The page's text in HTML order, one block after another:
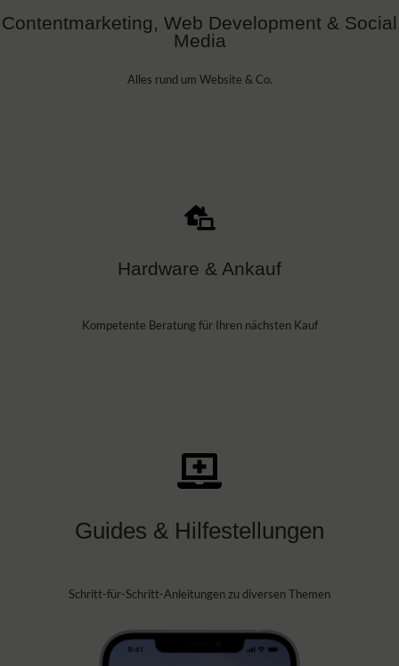
Contentmarketing, Web Development & Social
Media
Alles rund um Website & Co.
Hardware & Ankauf
Kompetente Beratung für Ihren nächsten Kauf
Guides & Hilfestellungen
Schritt-für-Schritt-Anleitungen zu diversen Themen